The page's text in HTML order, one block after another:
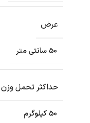
عرض
50 سانتی متر
حداکثر تحمل وزن
50 کیلوگرم